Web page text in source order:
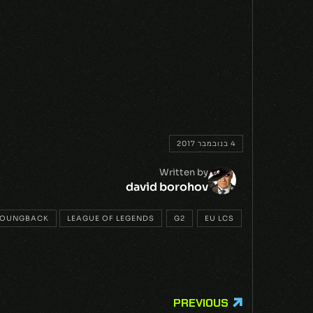
4 בנובמבר 2017
Written by
david borohov
EU LCS
G2
LEAGUE OF LEGENDS
PREVIOUS